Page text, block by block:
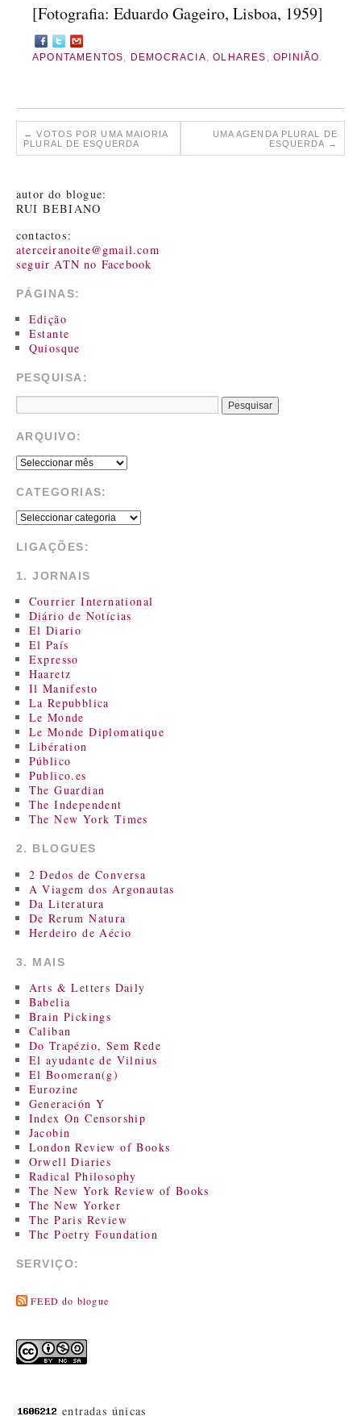
[Fotografia: Eduardo Gageiro, Lisboa, 1959]
APONTAMENTOS, DEMOCRACIA,OLHARES ,OPINIÃO.
←
VOTOS POR UMA MAIORIA
PLURAL DE ESQUERDA
UMA AGENDA PLURAL DE
ESQUERDA
→
autor do blogue:
RUI BEBIANO
contactos:
aterceiranoite@gmail.com
seguir ATN no Facebook
PÁGINAS:
Edição
Estante
Quiosque
PESQUISA:
ARQUIVO:
CATEGORIAS:
LIGAÇÕES:
1. JORNAIS
Courrier International
Diário de Notícias
El Diario
El País
Expresso
Haaretz
Il Manifesto
La Repubblica
Le Monde
Le Monde Diplomatique
Libération
Público
Publico.es
The Guardian
The Independent
The New York Times
2. BLOGUES
2 Dedos de Conversa
A Viagem dos Argonautas
Da Literatura
De Rerum Natura
Herdeiro de Aécio
3. MAIS
Arts & Letters Daily
Babelia
Brain Pickings
Caliban
Do Trapézio, Sem Rede
El ayudante de Vilnius
El Boomeran(g)
Eurozine
Generación Y
Index On Censorship
Jacobin
London Review of Books
Orwell Diaries
Radical Philosophy
The New York Review of Books
The New Yorker
The Paris Review
The Poetry Foundation
SERVIÇO:
FEED do blogue
entradas únicas